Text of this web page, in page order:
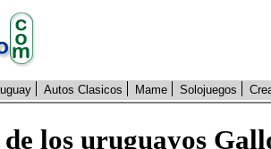
Autos Clasicos Mame Solojuegos
los uruguayos